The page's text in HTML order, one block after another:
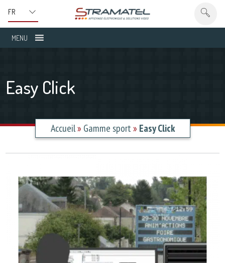
MENU
Easy Click
Accueil» Gamme sport» Easy Click